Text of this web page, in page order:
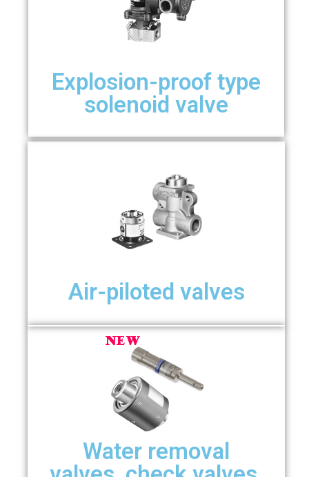
Explosion-proof type
solenoid valve
Air-piloted valves
Water removal